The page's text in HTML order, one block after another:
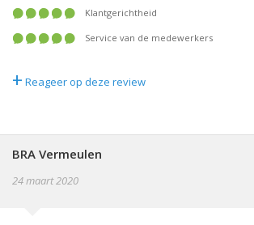
klantgerichtheid
service van de medewerkers
+ Reageer op deze review
BRA Vermeulen
24 maart 2020